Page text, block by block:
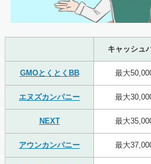
キャッシュ
GMOとくとくBB 最大
エヌズカンパニー 最大
NEXT 最大
アウンカンパニー 最大